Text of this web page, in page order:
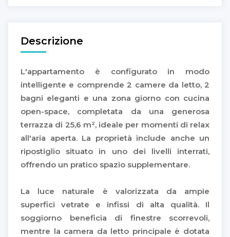
Descrizione
L'appartamento è configurato in modo
intelligente e comprende 2 camere da letto, 2
bagni eleganti e una zona giorno con cucina
open-space, completata da una generosa
terrazza di 25,6 m², ideale per momenti di relax
all'aria aperta. La proprietà include anche un
ripostiglio situato in uno dei livelli interrati,
offrendo un pratico spazio supplementare.
La luce naturale è valorizzata da ampie
superfici vetrate e infissi di alta qualità. Il
soggiorno beneficia di finestre scorrevoli,
mentre la camera da letto principale è dotata